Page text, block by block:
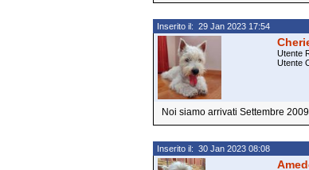
Inserito il: 29 Jan 2023 17:54
Utente
Utente
Noi siamo arrivati Settembre
Inserito il: 30 Jan 2023 08:08